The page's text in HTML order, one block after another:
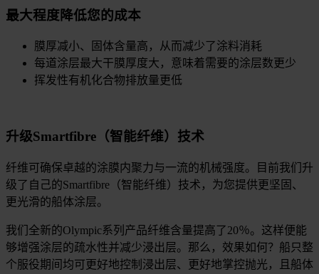
最大程度降低您的成本
膜厚减小、固体含量高，从而减少了涂料消耗
每道涂层最大干膜厚度大，意味着需要的涂层数更少
挥发性有机化合物排放量更低
升级Smartfibre（智能纤维）技术
纤维可确保卓越的涂膜内聚力与一流的机械强度。目前我们升
级了自己的Smartfibre（智能纤维）技术，为您提供更坚固、
更光滑的船体涂层。
我们全新的Olympic系列产品纤维含量提高了20％。这样便能
够增强涂层的疏水性并减少浸出层。那么，效果如何？船只整
个服役期间均可更好地控制浸出层、更好地掌控抛光，且船体